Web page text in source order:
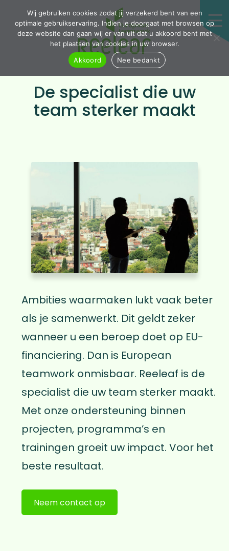
De specialist die uw
team sterker maakt
Ambities waarmaken lukt vaak beter
als je samenwerkt. Dit geldt zeker
wanneer u een beroep doet op EU-
financiering. Dan is European
teamwork onmisbaar. Reeleaf is de
specialist die uw team sterker maakt.
Met onze ondersteuning binnen
projecten, programma’s en
trainingen groeit uw impact. Voor het
beste resultaat.
Neem contact op
Wij gebruiken cookies zodat jij verzekerd bent van een
optimale gebruikservaring. Indien je doorgaat met browsen op
deze website dan gaan wij er van uit dat u akkoord bent met
het plaatsen van cookies in uw browser.
Akkoord
Nee bedankt